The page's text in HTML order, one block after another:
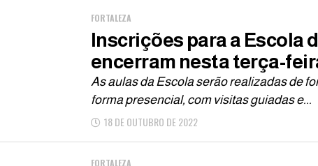
FORTALEZA
Inscrições para a Escola
encerram nesta terça-
As aulas da Escola serão realizadas de
forma presencial, com visitas guiadas e...
18 DE OUTUBRO DE 2022
FORTALEZA